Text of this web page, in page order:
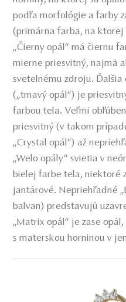
podľa morfológie a farby
(primárna farba, na
„Čierny opál“ má čiernu
mierne priesvitný, najmä
svetelnému zdroju. Ďalšia
(„tmavý opál“) je
farbou tela. Veľmi
priesvitný (v takom
„Crystal opál“) až
„Welo opály“ svietia v
bielej farbe tela, niektoré
jantárové. Nepriehľadné
balvan) predstavujú
„Matrix opál“ je zase
s materskou horninou v